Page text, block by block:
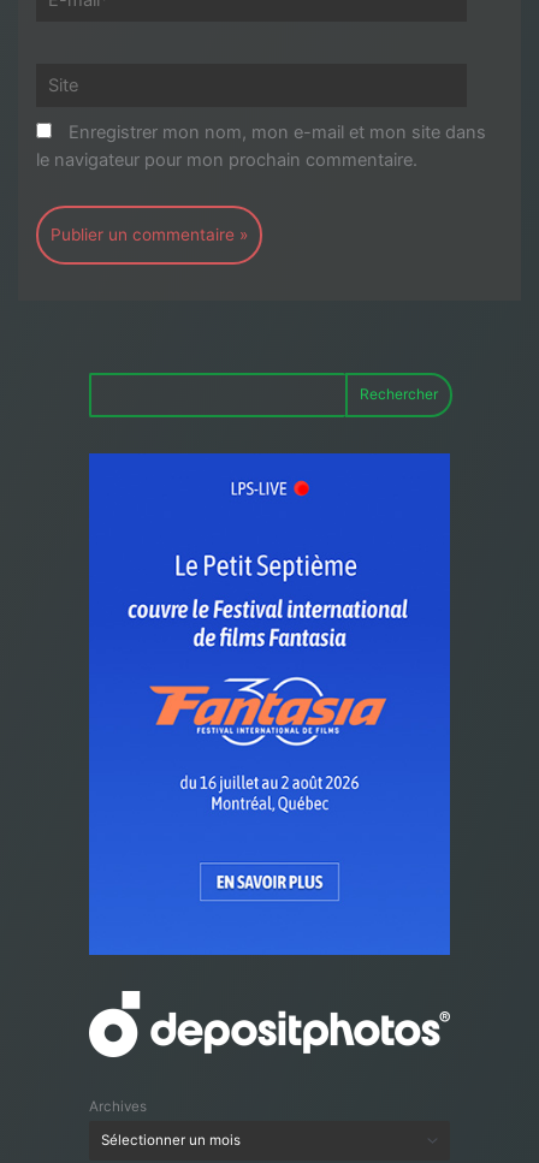
Site
Enregistrer mon nom, mon e-mail et mon site dans
le navigateur pour mon prochain commentaire.
Rechercher
Archives